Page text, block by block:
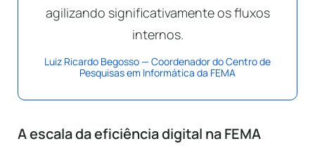
agilizando significativamente os fluxos
internos.
Luiz Ricardo Begosso — Coordenador do Centro de
Pesquisas em Informática da FEMA
A escala da eficiência digital na FEMA